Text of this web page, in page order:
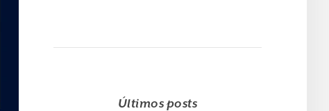
Últimos posts